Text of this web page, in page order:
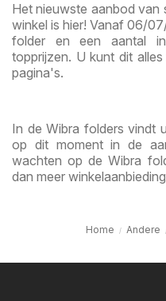
Het nieuwste aanbod van
winkel is hier! Vanaf 06/
folder en een aantal
topprijzen. U kunt dit
pagina's.
In de Wibra folders vindt
op dit moment in de
wachten op de Wibra
dan meer
Home Andere